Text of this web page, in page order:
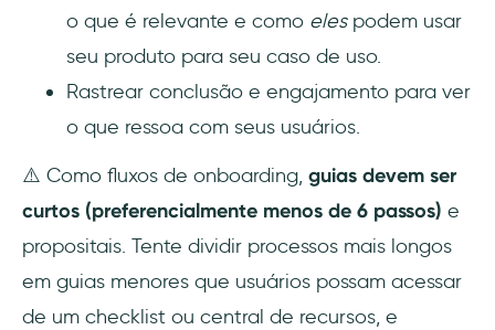
o que é relevante e como elespodem usar
seu produto para seu caso de uso.
Rastrear conclusão e engajamento para ver
o que ressoa com seus usuários.
⚠️ Como fluxos de onboarding, guias devem ser
curtos (preferencialmente menos de 6 passos) e
propositais. Tente dividir processos mais longos
em guias menores que usuários possam acessar
de um checklist ou central de recursos, e